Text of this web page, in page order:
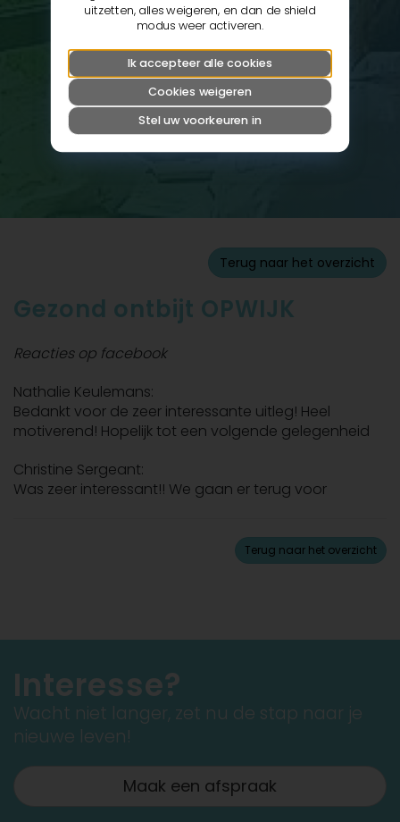
Terug naar het overzicht
Gezond ontbijt OPWIJK
Reacties op facebook
Nathalie Keulemans:
Bedankt voor de zeer interessante uitleg! Heel
motiverend! Hopelijk tot een volgende gelegenheid
Christine Sergeant:
Was zeer interessant!! We gaan er terug voor
Terug naar het overzicht
Interesse?
Wacht niet langer, zet nu de stap naar je
nieuwe leven!
Maak een afspraak
uitzetten, alles weigeren, en dan de shield
modus weer activeren.
Ik accepteer alle cookies
Cookies weigeren
Stel uw voorkeuren in